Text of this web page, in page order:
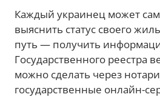
Каждый украинец может
выяснить статус своего
путь — получить
Государственного реестра
можно сделать через
государственные онлайн-